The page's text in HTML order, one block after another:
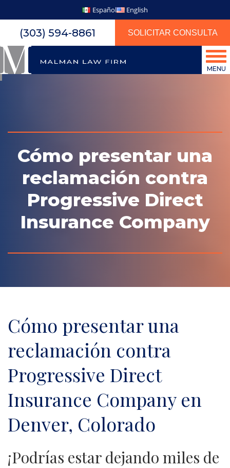
Español English
SOLICITAR CONSULTA
(303) 594-8861
MENU
Cómo presentar una
reclamación contra
Progressive Direct
Insurance Company
Cómo presentar una
reclamación contra
Progressive Direct
Insurance Company en
Denver, Colorado
¡Podrías estar dejando miles de